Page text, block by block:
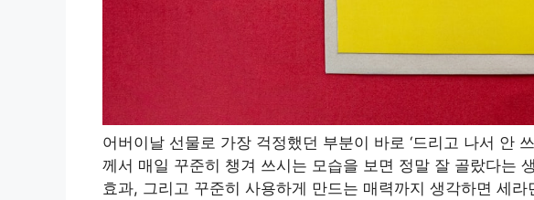
어버이날 선물로 가장 걱정했던 부분이 바로 ‘드리고 나서 안
께서 매일 꾸준히 챙겨 쓰시는 모습을 보면 정말 잘 골랐다는
효과, 그리고 꾸준히 사용하게 만드는 매력까지 생각하면 세